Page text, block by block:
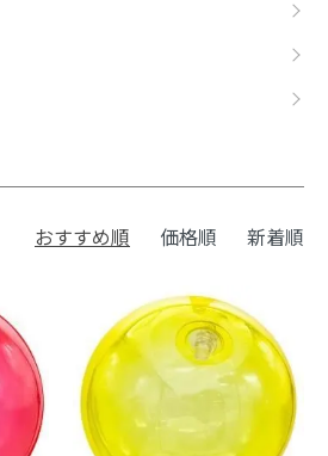
おすすめ順 価格順 新着順